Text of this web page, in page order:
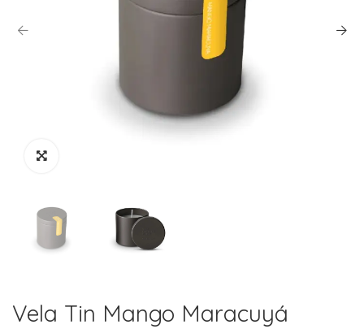
Vela Tin Mango Maracuyá